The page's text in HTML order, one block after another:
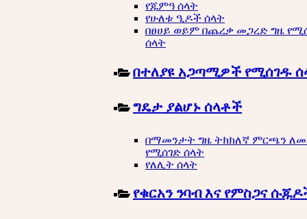
የጁምዓ ሰላት
የሁለቱ ዒዶች ሰላት
በፀሀይ ወይም በጨረቃ መጋረድ ግዜ
ሰላት
በተለያዩ አጋጣሚዎች የሚሰገዱ
ግዴታ ያልሆኑ ሰላቶች
በማመንታት ግዜ ትክክለኛ ምርጫን
የሚሰገድ ሰላት
የለሊት ሰላት
የቁርአን ንባብ እና የምስጋና